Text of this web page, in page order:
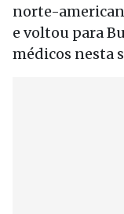
norte-
e voltou para
médicos nesta